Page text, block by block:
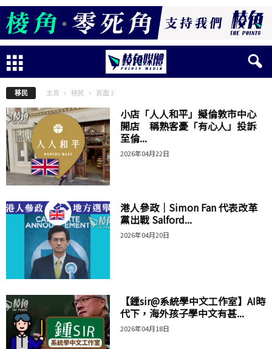
移民 主頁 移民 頁面 3
小店「人人和平」擬倫敦市中心
開店 稱熟客憂「有心人」投訴
至倫...
2026年04月22日
港人參政｜Simon Fan 代表改革
黨出戰 Salford...
2026年04月20日
【鍾sir@系統學中文工作室】AI時
代下，海外孩子學中文有甚...
2026年04月18日